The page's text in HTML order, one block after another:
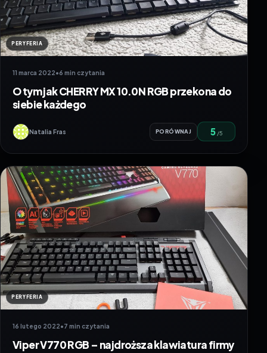
PERYFERIA
11 marca 2022•6 min czytania
O tym jak CHERRY MX 10.0N RGB przekona do
siebie każdego
Natalia Fras PORÓWNAJ 5 /5
PERYFERIA
16 lutego 2022•7 min czytania
Viper V770 RGB – najdroższa klawiatura firmy